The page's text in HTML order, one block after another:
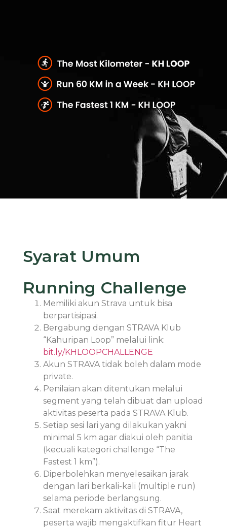
Syarat Umum
Running Challenge
Memiliki akun Strava untuk bisa
berpartisipasi.
Bergabung dengan STRAVA Klub
“Kahuripan Loop” melalui link:
bit.ly/KHLOOPCHALLENGE
Akun STRAVA tidak boleh dalam mode
private.
Penilaian akan ditentukan melalui
segment yang telah dibuat dan upload
aktivitas peserta pada STRAVA Klub.
Setiap sesi lari yang dilakukan yakni
minimal 5 km agar diakui oleh panitia
(kecuali kategori challenge “The
Fastest 1 km”).
Diperbolehkan menyelesaikan jarak
dengan lari berkali-kali (multiple run)
selama periode berlangsung.
Saat merekam aktivitas di STRAVA,
peserta wajib mengaktifkan fitur Heart